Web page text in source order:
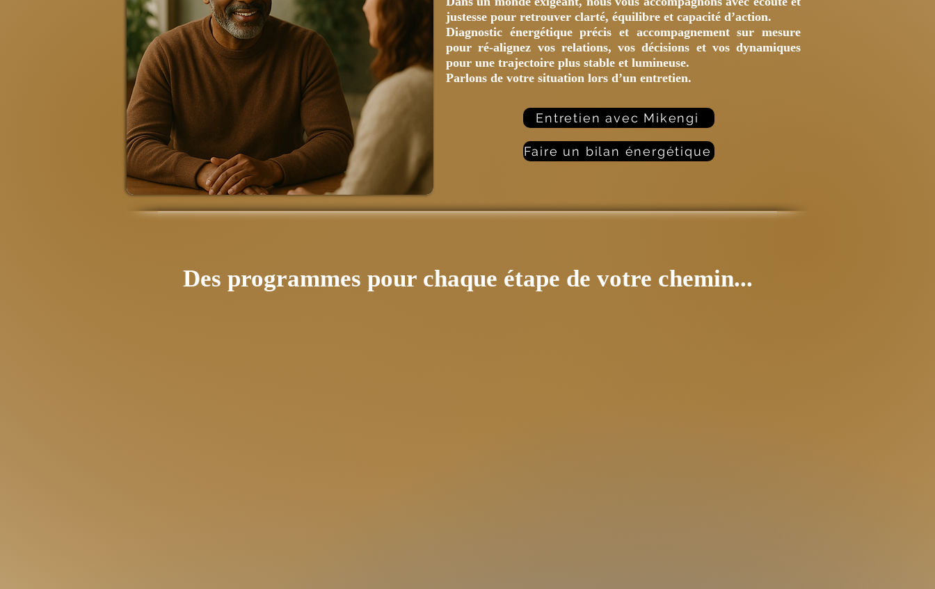
justesse pour retrouver clarté, équilibre et capacité d’action.
Diagnostic énergétique précis et accompagnement sur mesure
pour ré-alignez vos relations, vos décisions et vos dynamiques
pour une trajectoire plus stable et lumineuse.
Parlons de votre situation lors d’un entretien.
Entretien avec Mikengi
Faire un bilan énergétique
Des programmes pour chaque étape de votre chemin...